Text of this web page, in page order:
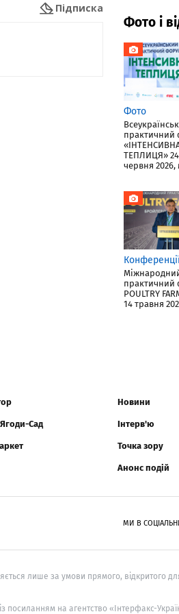
Підписка
Фото і
Фото
практичний
ТЕПЛИЦЯ»
червня 2026,
практичний
POULTRY
14 травня
Сад
Новини
Інтерв'ю
Точка зору
Анонс подій
МИ В
лише за умови прямого, відкритого
із посиланням на агентство «Інтерфакс-